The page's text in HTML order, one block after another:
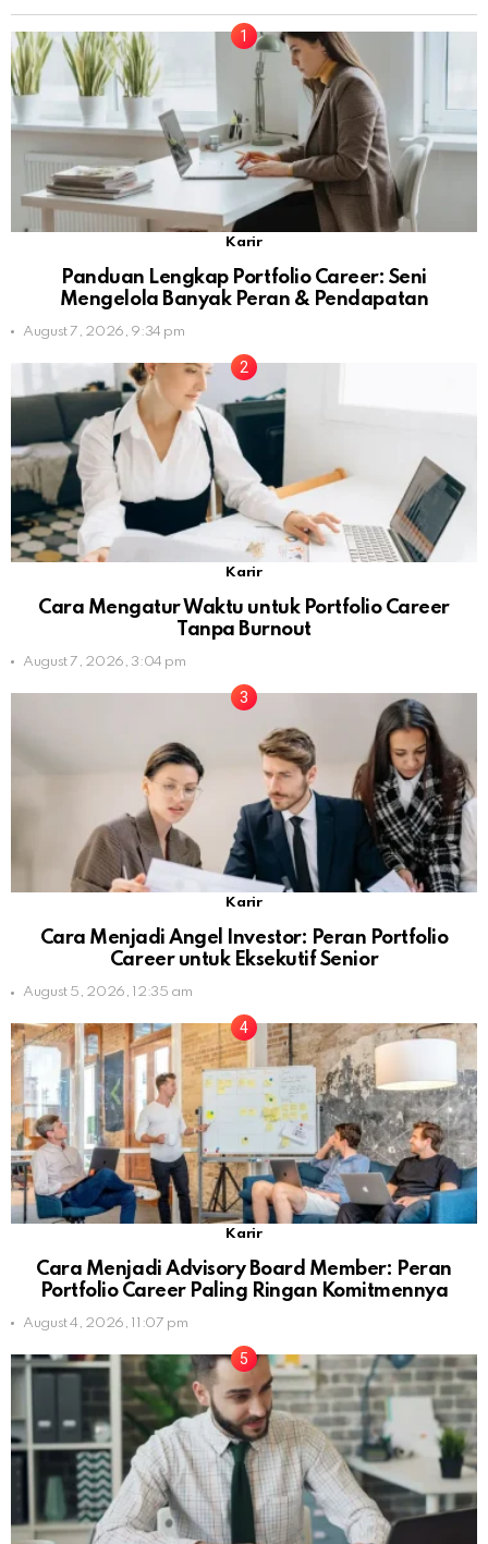
Karir
Panduan Lengkap Portfolio Career: Seni
Mengelola Banyak Peran & Pendapatan
August 7, 2026, 9:34 pm
Karir
Cara Mengatur Waktu untuk Portfolio Career
Tanpa Burnout
August 7, 2026, 3:04 pm
Karir
Cara Menjadi Angel Investor: Peran Portfolio
Career untuk Eksekutif Senior
August 5, 2026, 12:35 am
Karir
Cara Menjadi Advisory Board Member: Peran
Portfolio Career Paling Ringan Komitmennya
August 4, 2026, 11:07 pm